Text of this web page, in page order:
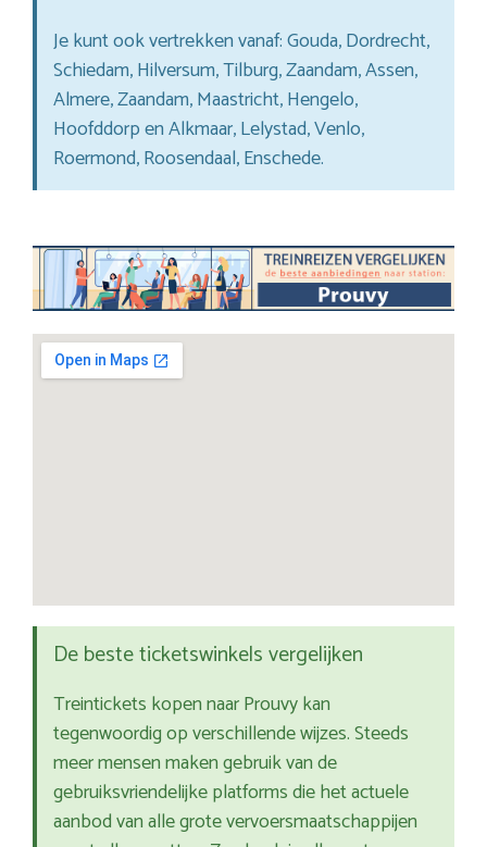
Je kunt ook vertrekken vanaf: Gouda, Dordrecht,
Schiedam, Hilversum, Tilburg, Zaandam, Assen,
Almere, Zaandam, Maastricht, Hengelo,
Hoofddorp en Alkmaar, Lelystad, Venlo,
Roermond, Roosendaal, Enschede.
De beste ticketswinkels vergelijken
Treintickets kopen naar Prouvy kan
tegenwoordig op verschillende wijzes. Steeds
meer mensen maken gebruik van de
gebruiksvriendelijke platforms die het actuele
aanbod van alle grote vervoersmaatschappijen